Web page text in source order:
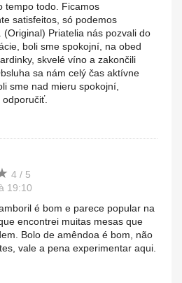
tempo todo. Ficamos
satisfeitos, só podemos
(Original) Priatelia nás pozvali do
boli sme spokojní, na obed
skvelé víno a zakončili
sa nám celý čas aktívne
sme nad mieru spokojní,
4 / 5
19:10
é bom e parece popular na
encontrei muitas mesas que
Bolo de amêndoa é bom, não
vale a pena experimentar aqui.